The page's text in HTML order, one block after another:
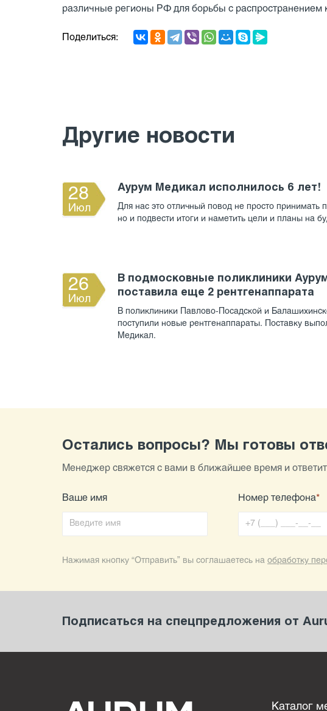
различные регионы РФ для борьбы с распространением
Поделиться:
Другие новости
28
Июл
Аурум Медикал исполнилось 6 лет!
Для нас это отличный повод не просто принимать
но и подвести итоги и наметить цели и планы на
26
Июл
В подмосковные поликлиники
поставила еще 2 рентгенаппарата
В поликлиники Павлово-Посадской и
поступили новые рентгенаппараты. Поставку
Медикал.
Остались вопросы? Мы готовы
Менеджер свяжется с вами в ближайшее время и
Ваше имя Номер телефона*
Нажимая кнопку “Отправить” вы соглашаетесь на обработку
Подписаться на спецпредложения от
Каталог